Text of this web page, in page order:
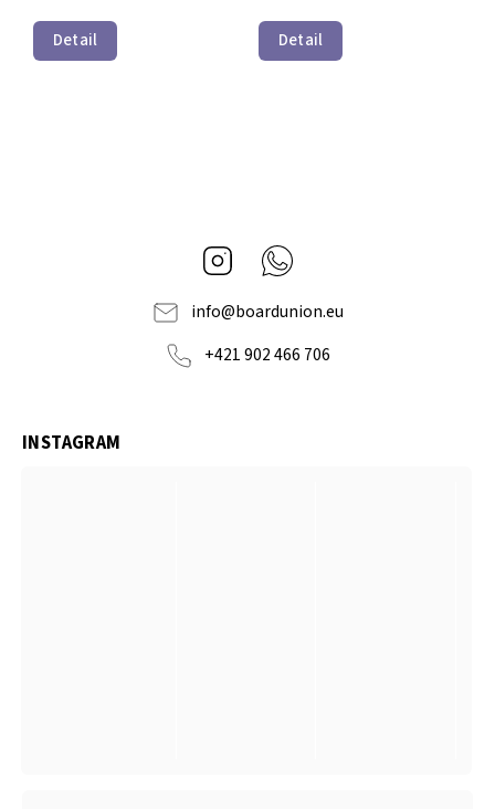
Detail Detail
Instagram
info@boardunion.eu
+421 902 466 706
INSTAGRAM